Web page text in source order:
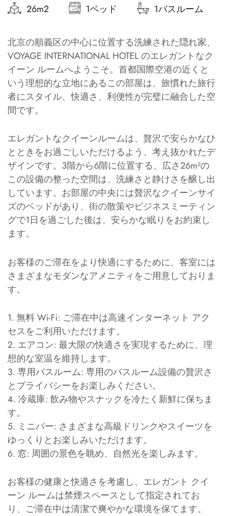
26m2 1ベッド 1バスルーム
北京の順義区の中心に位置する洗練された隠れ家、
VOYAGE INTERNATIONAL HOTEL のエレガントなク
イーン ルームへようこそ。首都国際空港の近くと
いう理想的な立地にあるこの部屋は、旅慣れた旅行
者にスタイル、快適さ、利便性が完璧に融合した空
間です。
エレガントなクイーンルームは、贅沢で安らかなひ
とときをお過ごしいただけるよう、考え抜かれたデ
ザインです。3階から6階に位置する、広さ26m²の
この設備の整った空間は、洗練さと静けさを醸し出
しています。お部屋の中央には贅沢なクイーンサイ
ズのベッドがあり、街の散策やビジネスミーティン
グで1日を過ごした後は、安らかな眠りをお約束し
ます。
お客様のご滞在をより快適にするために、客室には
さまざまなモダンなアメニティをご用意しておりま
す。
1. 無料 Wi-Fi: ご滞在中は高速インターネット アク
セスをご利用いただけます。
2. エアコン: 最大限の快適さを実現するために、理
想的な室温を維持します。
3. 専用バスルーム: 専用のバスルーム設備の贅沢さ
とプライバシーをお楽しみください。
4. 冷蔵庫: 飲み物やスナックを冷たく新鮮に保ちま
す。
5. ミニバー: さまざまな高級ドリンクやスイーツを
ゆっくりとお楽しみいただけます。
6. 窓: 周囲の景色を眺め、自然光を楽しみます。
お客様の健康と快適さを考慮し、エレガント クイ
ーン ルームは禁煙スペースとして指定されてお
り、ご滞在中は清潔で爽やかな環境を保てます。